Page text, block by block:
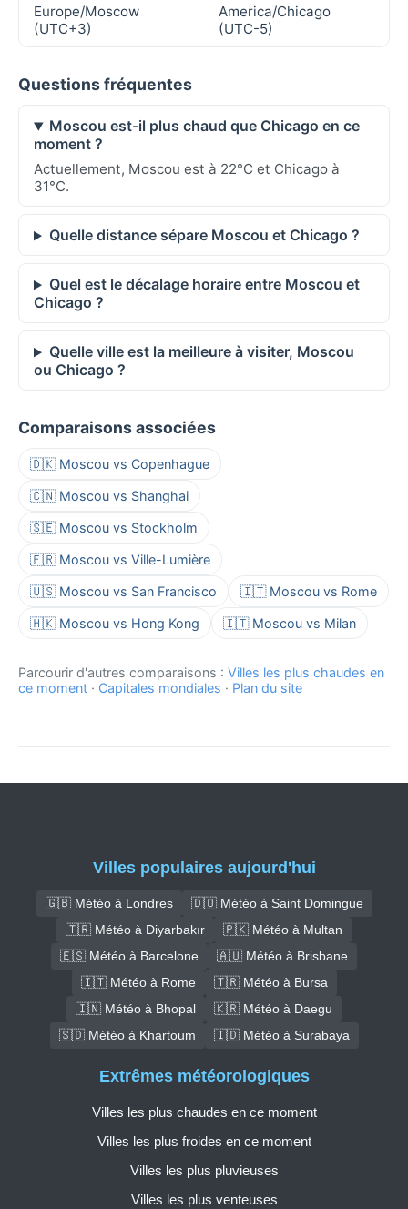
Europe/Moscow
(UTC+3)
America/Chicago
(UTC-5)
Questions fréquentes
Moscou est-il plus chaud que Chicago en ce
moment ?
Actuellement, Moscou est à 22°C et Chicago à
31°C.
Quelle distance sépare Moscou et Chicago ?
Quel est le décalage horaire entre Moscou et
Chicago ?
Quelle ville est la meilleure à visiter, Moscou
ou Chicago ?
Comparaisons associées
🇩🇰 Moscou vs Copenhague
🇨🇳 Moscou vs Shanghai
🇸🇪 Moscou vs Stockholm
🇫🇷 Moscou vs Ville-Lumière
🇺🇸 Moscou vs San Francisco 🇮🇹 Moscou vs Rome
🇭🇰 Moscou vs Hong Kong 🇮🇹 Moscou vs Milan
Parcourir d'autres comparaisons : Villes les plus chaudes en
ce moment · Capitales mondiales · Plan du site
Villes populaires aujourd'hui
🇬🇧 Météo à Londres
🇩🇴 Météo à Saint Domingue
🇹🇷 Météo à Diyarbakır
🇵🇰 Météo à Multan
🇪🇸 Météo à Barcelone
🇦🇺 Météo à Brisbane
🇮🇹 Météo à Rome
🇹🇷 Météo à Bursa
🇮🇳 Météo à Bhopal
🇰🇷 Météo à Daegu
🇸🇩 Météo à Khartoum
🇮🇩 Météo à Surabaya
Extrêmes météorologiques
Villes les plus chaudes en ce moment
Villes les plus froides en ce moment
Villes les plus pluvieuses
Villes les plus venteuses